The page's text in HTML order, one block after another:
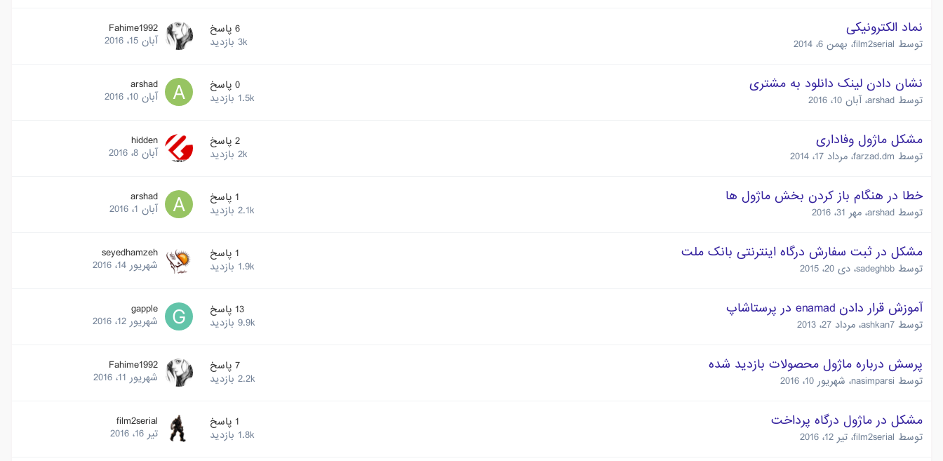
نماد الکترونیکی
توسط film2serial، بهمن 6، 2014
6 پاسخ
3k بازدید
Fahime1992
آبان 15، 2016
نشان دادن لینک دانلود به مشتری
توسط arshad،آبان 10، 2016
0 پاسخ
1.5k بازدید
arshad
آبان 10، 2016
مشکل ماژول وفاداری
توسط farzad.dm، مرداد 17، 2014
2 پاسخ
2k بازدید
hidden
آبان 8، 2016
خطا در هنگام باز کردن بخش ماژول ها
توسط arshad، مهر 31، 2016
1 پاسخ
2.1k بازدید
arshad
آبان 1، 2016
مشکل در ثبت سفارش درگاه اینترنتی بانک ملت
توسط sadeghbb، دی 20، 2015
1 پاسخ
1.9k بازدید
seyedhamzeh
شهریور 14، 2016
آموزش قرار دادن enamad در پرستاشاپ
توسط ashkan7، مرداد 27، 2013
13 پاسخ
9.9k بازدید
gapple
شهریور 12، 2016
پرسش درباره ماژول محصولات بازدید شده
توسط nasimparsi، شهریور 10، 2016
7 پاسخ
2.2k بازدید
Fahime1992
شهریور 11، 2016
مشکل در ماژول درگاه پرداخت
توسط film2serial، تیر 12، 2016
1 پاسخ
1.8k بازدید
film2serial
تیر 16، 2016